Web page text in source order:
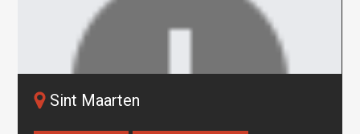
Sint Maarten